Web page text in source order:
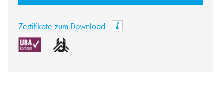
Zertifikate zum Download